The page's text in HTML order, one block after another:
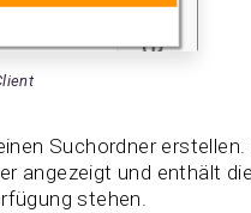
Suchordner erstellen.
angezeigt und enthält
stehen.